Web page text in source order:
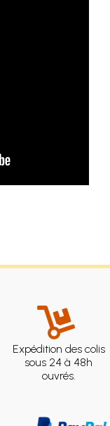
Expédition des colis
sous 24 à 48h
ouvrés.